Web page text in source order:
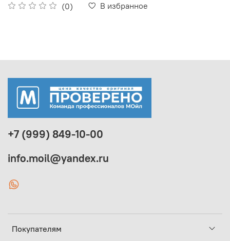
(0) В избранное
Покупателям
+7 (999) 849-10-00
info.moil@yandex.ru